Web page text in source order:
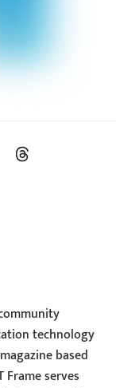
Tiktok
technology
based
serves